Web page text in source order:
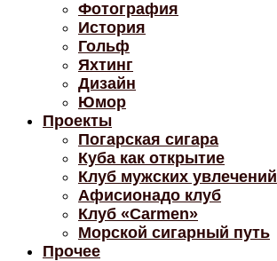
Фотография
История
Гольф
Яхтинг
Дизайн
Юмор
Проекты
Погарская сигара
Куба как открытие
Клуб мужских увлечений
Афисионадо клуб
Клуб «Carmen»
Морской сигарный путь
Прочее